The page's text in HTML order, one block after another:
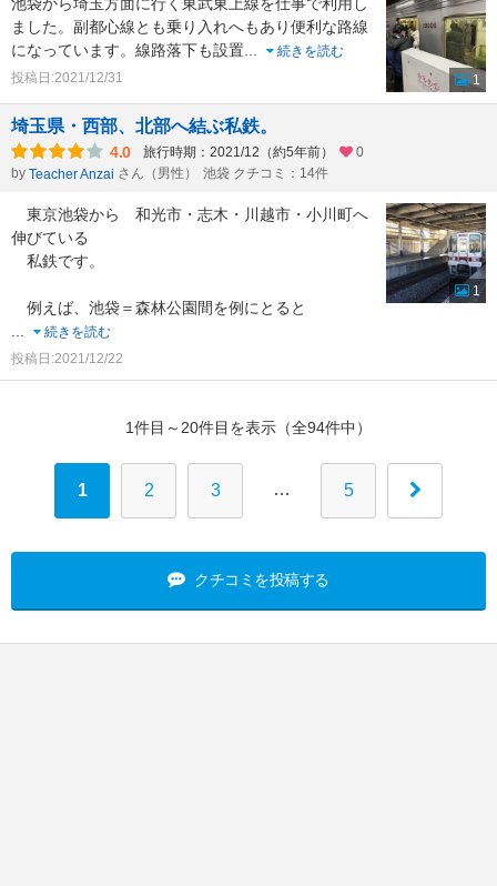
ました。副都心線とも乗り入れへもあり便利な路線
になっています。線路落下も設置
続きを読む
投稿日:2021/12/31
1
埼玉県・西部、北部へ結ぶ私鉄。
4.0 旅行時期：2021/12（約5年前）
0
by Teacher Anzai さん（男性） 池袋 クチコミ：14件
東京池袋から 和光市・志木・川越市・小川町へ
伸びている
私鉄です。
例えば、池袋＝森林公園間を例にとると
続きを読む
投稿日:2021/12/22
1
1件目～20件目を表示（全94件中）
1 2 3 … 5
クチコミを投稿する